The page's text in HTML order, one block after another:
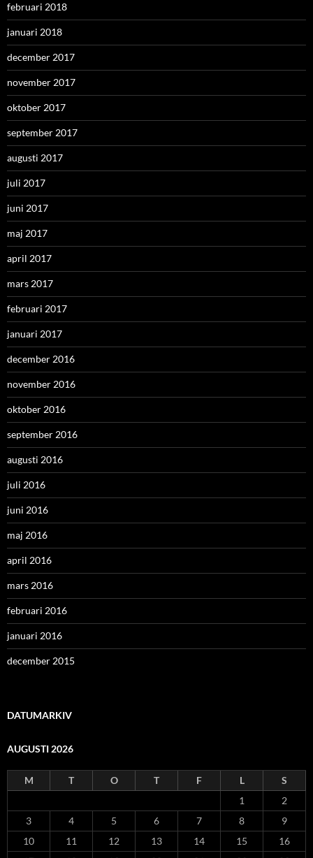
februari 2018
januari 2018
december 2017
november 2017
oktober 2017
september 2017
augusti 2017
juli 2017
juni 2017
maj 2017
april 2017
mars 2017
februari 2017
januari 2017
december 2016
november 2016
oktober 2016
september 2016
augusti 2016
juli 2016
juni 2016
maj 2016
april 2016
mars 2016
februari 2016
januari 2016
december 2015
DATUMARKIV
AUGUSTI 2026
M T O T F L
S
1
2
3
4 5 6 7 8
9
10
11 12 13 14 15
16